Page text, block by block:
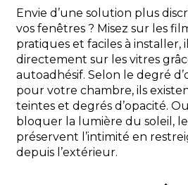
Envie d’une solution plus
vos fenêtres ? Misez sur les
pratiques et faciles à installer,
directement sur les vitres
autoadhésif. Selon le degré
pour votre chambre, ils
teintes et degrés d’opacité.
bloquer la lumière du soleil,
préservent l’intimité en
depuis l’extérieur.